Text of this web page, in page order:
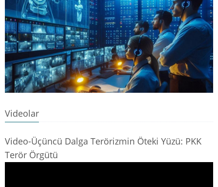
Videolar
Video-Üçüncü Dalga Terörizmin Öteki Yüzü: PKK
Terör Örgütü